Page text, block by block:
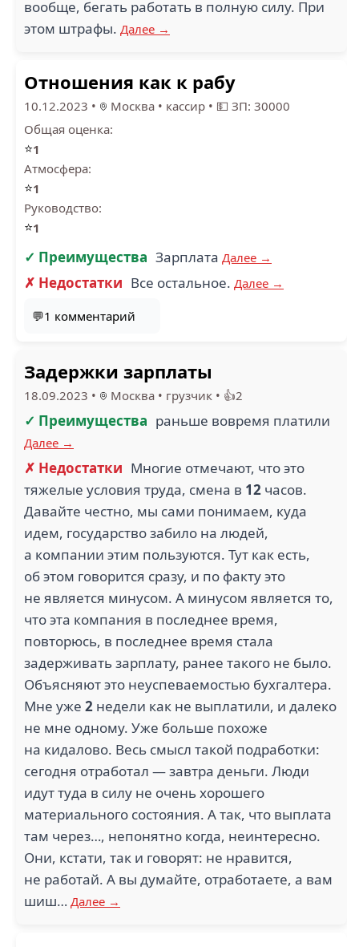
вообще, бегать работать в полную силу. При
этом штрафы. Далее →
Отношения как к рабу
10.12.2023 • Москва • кассир • 💵 ЗП: 30000
Общая оценка:
⭐1
Атмосфера:
⭐1
Руководство:
⭐1
✓ Преимущества Зарплата Далее →
✗ Недостатки Все остальное. Далее →
💬1 комментарий
Задержки зарплаты
18.09.2023 • Москва • грузчик • 👍2
✓ Преимущества раньше вовремя платили
Далее →
✗ Недостатки Многие отмечают, что это
тяжелые условия труда, смена в 12 часов.
Давайте честно, мы сами понимаем, куда
идем, государство забило на людей,
а компании этим пользуются. Тут как есть,
об этом говорится сразу, и по факту это
не является минусом. А минусом является то,
что эта компания в последнее время,
повторюсь, в последнее время стала
задерживать зарплату, ранее такого не было.
Объясняют это неуспеваемостью бухгалтера.
Мне уже 2 недели как не выплатили, и далеко
не мне одному. Уже больше похоже
на кидалово. Весь смысл такой подработки:
сегодня отработал — завтра деньги. Люди
идут туда в силу не очень хорошего
материального состояния. А так, что выплата
там через…, непонятно когда, неинтересно.
Они, кстати, так и говорят: не нравится,
не работай. А вы думайте, отработаете, а вам
шиш… Далее →